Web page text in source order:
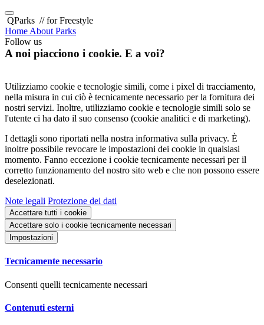
QParks // for Freestyle
Home About Parks
Follow us
A noi piacciono i cookie. E a voi?
Utilizziamo cookie e tecnologie simili, come i pixel di tracciamento,
nella misura in cui ciò è tecnicamente necessario per la fornitura dei
nostri servizi. Inoltre, utilizziamo cookie e tecnologie simili solo se
l'utente ci ha dato il suo consenso (cookie analitici e di marketing).
I dettagli sono riportati nella nostra informativa sulla privacy. È
inoltre possibile revocare le impostazioni dei cookie in qualsiasi
momento. Fanno eccezione i cookie tecnicamente necessari per il
corretto funzionamento del nostro sito web e che non possono essere
deselezionati.
Note legali Protezione dei dati
Accettare tutti i cookie
Accettare solo i cookie tecnicamente necessari
Impostazioni
Tecnicamente necessario
Consenti quelli tecnicamente necessari
Contenuti esterni